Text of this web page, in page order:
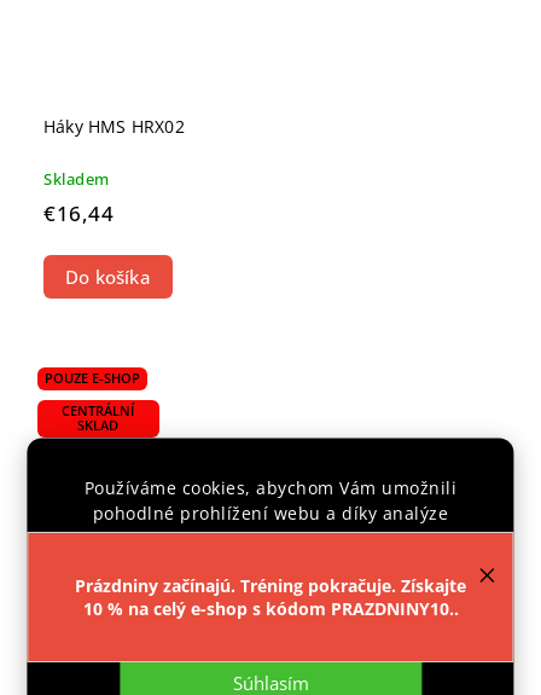
Používáme cookies, abychom Vám umožnili
pohodlné prohlížení webu a díky analýze
provozu webu neustále zlepšovali jeho funkce,
Nastavenie
Súhlasím
Prázdniny začínajú. Tréning pokračuje. Získajte
10 % na celý e-shop s kódom PRAZDNINY10..
Háky HMS HRX02
Skladem
€16,44
Do košíka
POUZE E-SHOP
CENTRÁLNÍ
SKLAD